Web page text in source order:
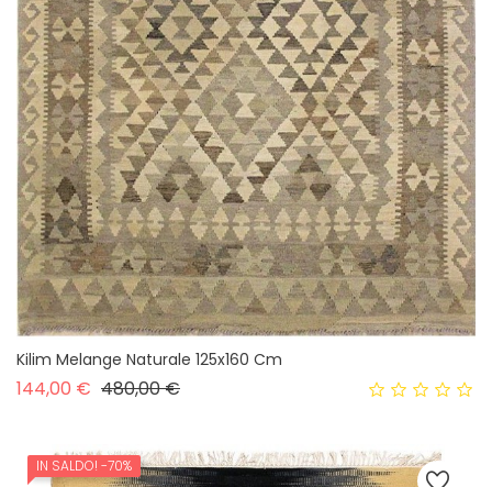
Kilim Melange Naturale 125x160 Cm
144,00 € Prezzo base
480,00 €Prezzo
IN SALDO! -70%